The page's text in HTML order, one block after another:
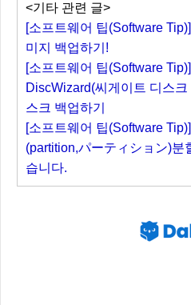
<기타 관련 글>
[소프트웨어 팁(Software
미지 백업하기!
[소프트웨어 팁(Software
DiscWizard(씨게이트 디스크
스크 백업하기
[소프트웨어 팁(Software
(partition,パーティション)분
습니다.